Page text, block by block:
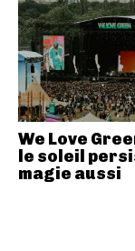
We Love
le soleil
magie aussi